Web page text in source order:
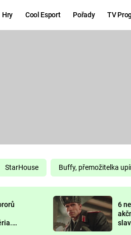
Hry Cool Esport Pořady TV
StarHouse Buffy, přemožitelka
6